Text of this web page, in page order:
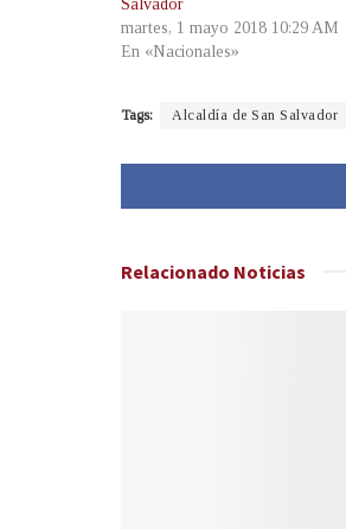
Salvador
martes, 1 mayo 2018 10:29 AM
En «Nacionales»
Tags: Alcaldía de San Salvador
Relacionado Noticias